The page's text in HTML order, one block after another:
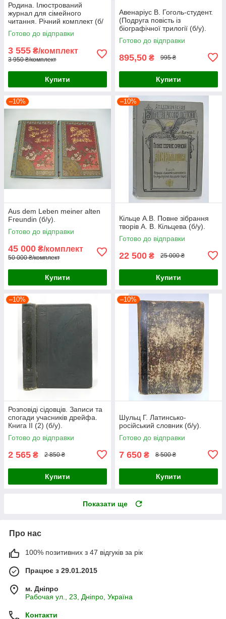
Родина. Ілюстрований
журнал для сімейного
читання. Річний комплект (б/
у).
Готово до відправки
3 555 ₴/комплект
3 950 ₴/комплект
Купити
Авенаріус В. Гоголь-студент.
(Подруга повість із
біографічної трилогії (б/у).
Готово до відправки
895,50 ₴ 995 ₴
Купити
–10%
Aus dem Leben meiner alten
Freundin (б/у).
Готово до відправки
45 000 ₴/комплект
50 000 ₴/комплект
Купити
–10%
Кільце А.В. Повне зібрання
творів А. В. Кільцева (б/у).
Готово до відправки
22 500 ₴ 25 000 ₴
Купити
–10%
Розповіді сідовців. Записи та
спогади учасників дрейфа.
Книга II (2) (б/у).
Готово до відправки
2 565 ₴ 2 850 ₴
Купити
–10%
Шульц Г. Латинсько-
російський словник (б/у).
Готово до відправки
7 650 ₴ 8 500 ₴
Купити
Показати ще
Про нас
100% позитивних з 47 відгуків за рік
Працює з 29.01.2015
м. Дніпро
Рабочая ул., 23, Дніпро, Україна
Контакти